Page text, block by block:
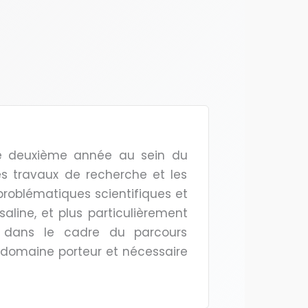
deuxième année au sein du
travaux de recherche et les
scientifiques et
et plus particulièrement
dans le cadre du parcours
porteur et nécessaire